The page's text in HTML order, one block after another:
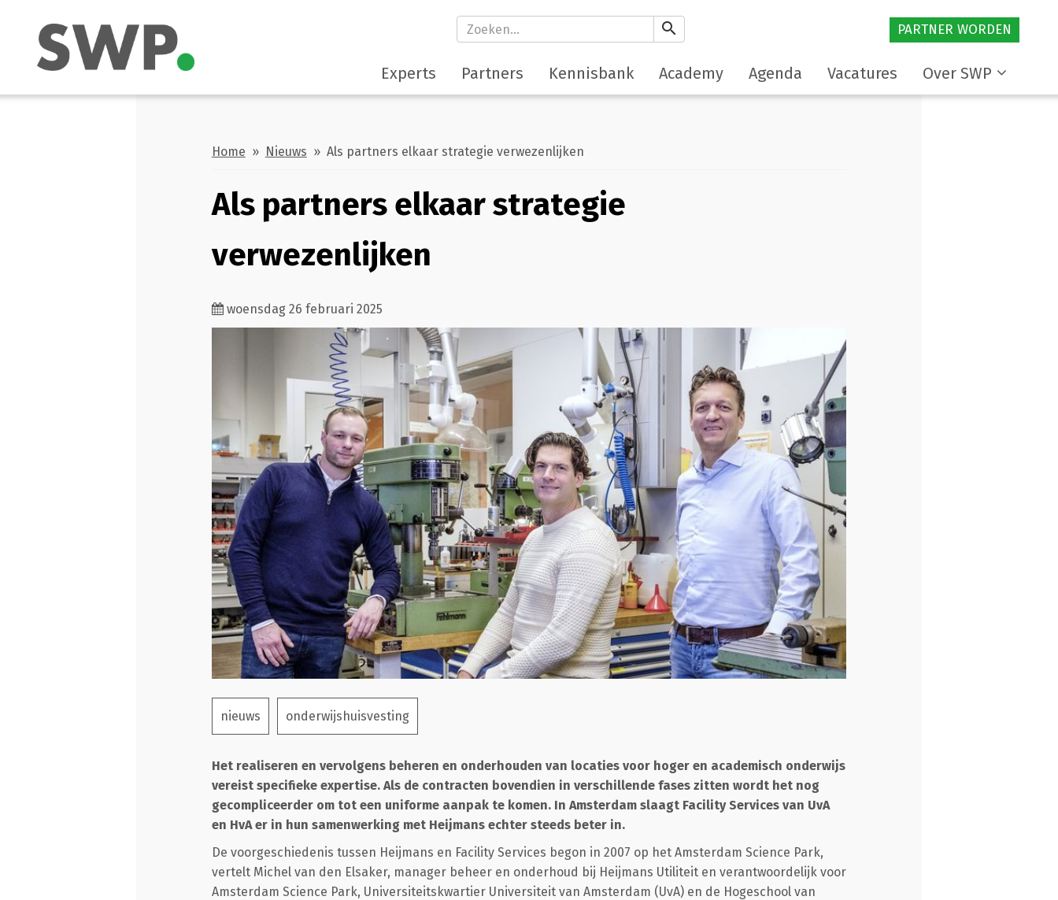
search PARTNER WORDEN
Experts Partners Kennisbank Academy Agenda Vacatures Over SWP
Home » Nieuws » Als partners elkaar strategie verwezenlijken
Als partners elkaar strategie
verwezenlijken
woensdag 26 februari 2025
nieuws onderwijshuisvesting
Het realiseren en vervolgens beheren en onderhouden van locaties voor hoger en academisch onderwijs
vereist specifieke expertise. Als de contracten bovendien in verschillende fases zitten wordt het nog
gecompliceerder om tot een uniforme aanpak te komen. In Amsterdam slaagt Facility Services van UvA
en HvA er in hun samenwerking met Heijmans echter steeds beter in.
De voorgeschiedenis tussen Heijmans en Facility Services begon in 2007 op het Amsterdam Science Park,
vertelt Michel van den Elsaker, manager beheer en onderhoud bij Heijmans Utiliteit en verantwoordelijk voor
Amsterdam Science Park, Universiteitskwartier Universiteit van Amsterdam (UvA) en de Hogeschool van